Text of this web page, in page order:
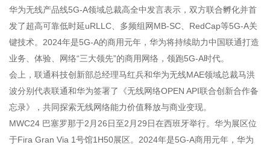
华为无线产品线5G-A领域总裁高全中发言表示，双方联合孵化并首
发了超高可靠低时延uRLLC、多频组网MB-SC、RedCap等5G-A关
键技术。2024年是5G-A的商用元年，华为将持续助力中国联通打造
业务、体验、网络“三大领先”的商用网络，领跑5G-A时代。
会上，联通科技创新部总经理马红兵和华为无线MAE领域总裁马洪
波分别代表联通和华为签署了《无线网络OPEN API联合创新合作备
忘录》，共同探索无线网络能力价值释放与商业变现。
MWC24 巴塞罗那于2月26日至2月29日在西班牙举行。华为展区位
于Fira Gran Via 1号馆1H50展区。2024年是5G-A商用元年，华为